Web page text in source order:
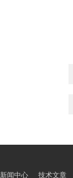
新闻中心 技术文章